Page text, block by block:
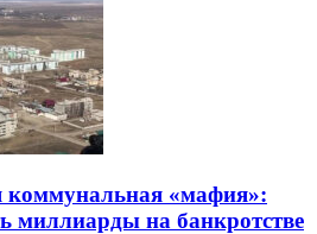
коммунальная «мафия»:
миллиарды на банкротстве